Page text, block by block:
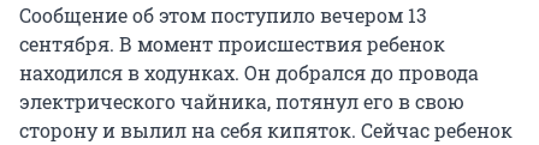
Сообщение об этом поступило вечером 13
сентября. В момент происшествия ребенок
находился в ходунках. Он добрался до провода
электрического чайника, потянул его в свою
сторону и вылил на себя кипяток. Сейчас ребенок